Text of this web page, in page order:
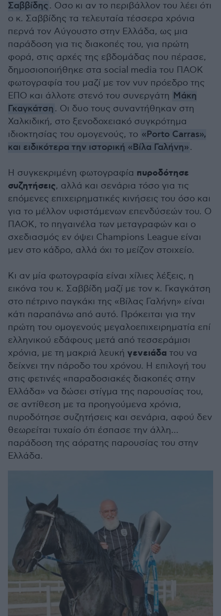
Σαββίδης. Οσο κι αν το περιβάλλον του λέει ότι
ο κ. Σαββίδης τα τελευταία τέσσερα χρόνια
περνά τον Αύγουστο στην Ελλάδα, ως μια
παράδοση για τις διακοπές του, για πρώτη
φορά, στις αρχές της εβδομάδας που πέρασε,
δημοσιοποιήθηκε στα social media του ΠΑΟΚ
φωτογραφία του μαζί με τον νυν πρόεδρο της
ΕΠΟ και άλλοτε στενό του συνεργάτη Μάκη
Γκαγκάτση. Οι δυο τους συναντήθηκαν στη
Χαλκιδική, στο ξενοδοχειακό συγκρότημα
ιδιοκτησίας του ομογενούς, το «Porto Carras»,
και ειδικότερα την ιστορική «Βίλα Γαλήνη».
Η συγκεκριμένη φωτογραφία πυροδότησε
συζητήσεις, αλλά και σενάρια τόσο για τις
επόμενες επιχειρηματικές κινήσεις του όσο και
για το μέλλον υφιστάμενων επενδύσεών του. Ο
ΠΑΟΚ, το πηγαινέλα των μεταγραφών και ο
σχεδιασμός εν όψει Champions League είναι
μεν στο κάδρο, αλλά όχι το μείζον στοιχείο.
Κι αν μία φωτογραφία είναι χίλιες λέξεις, η
εικόνα του κ. Σαββίδη μαζί με τον κ. Γκαγκάτση
στο πέτρινο παγκάκι της «Βίλας Γαλήνη» είναι
κάτι παραπάνω από αυτό. Πρόκειται για την
πρώτη του ομογενούς μεγαλοεπιχειρηματία επί
ελληνικού εδάφους μετά από τεσσεράμισι
χρόνια, με τη μακριά λευκή γενειάδα του να
δείχνει την πάροδο του χρόνου. Η επιλογή του
στις φετινές «παραδοσιακές διακοπές στην
Ελλάδα» να δώσει στίγμα της παρουσίας του,
σε αντίθεση με τα προηγούμενα χρόνια,
πυροδότησε συζητήσεις και σενάρια, αφού δεν
θεωρείται τυχαίο ότι έσπασε την άλλη...
παράδοση της αόρατης παρουσίας του στην
Ελλάδα.